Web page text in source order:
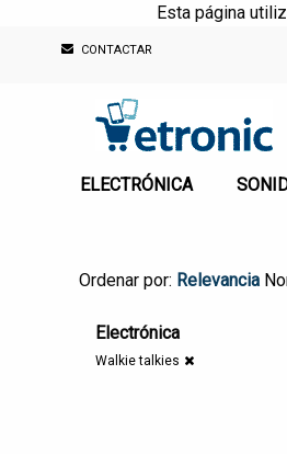
Esta página
CONTACTAR
ELECTRÓNICA
Ordenar por: Relevancia
Electrónica
Walkie talkies